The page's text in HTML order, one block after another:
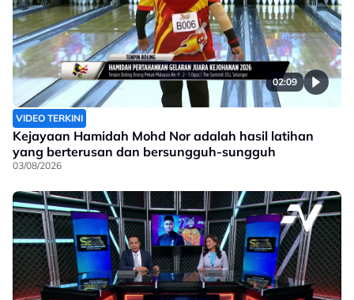
02:09
VIDEO TERKINI
Kejayaan Hamidah Mohd Nor adalah hasil latihan
yang berterusan dan bersungguh-sungguh
03/08/2026